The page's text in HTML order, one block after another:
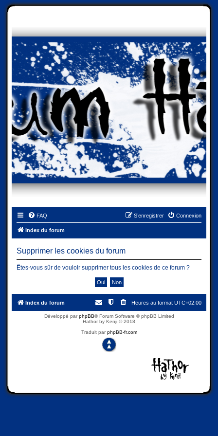
FAQ Connexion
S’enregistrer
Index du forum
Supprimer les cookies du forum
Êtes-vous sûr de vouloir supprimer tous les cookies de ce forum ?
Index du forum Heures au format UTC+02:00
Développé parphpBB® Forum Software © phpBB Limited
Hathor by Kenji © 2018
Traduit parphpBB-fr.com